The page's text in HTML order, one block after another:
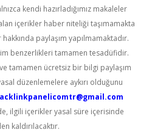
kendi hazırladığımız makaleler
içerikler haber niteliği taşımamakta
paylaşım yapılmamaktadır.
benzerlikleri tamamen tesadüfidir.
tamamen ücretsiz bir bilgi paylaşım
düzenlemelere aykırı olduğunu
ilgili içerikler yasal süre içerisinde
kaldırılacaktır.